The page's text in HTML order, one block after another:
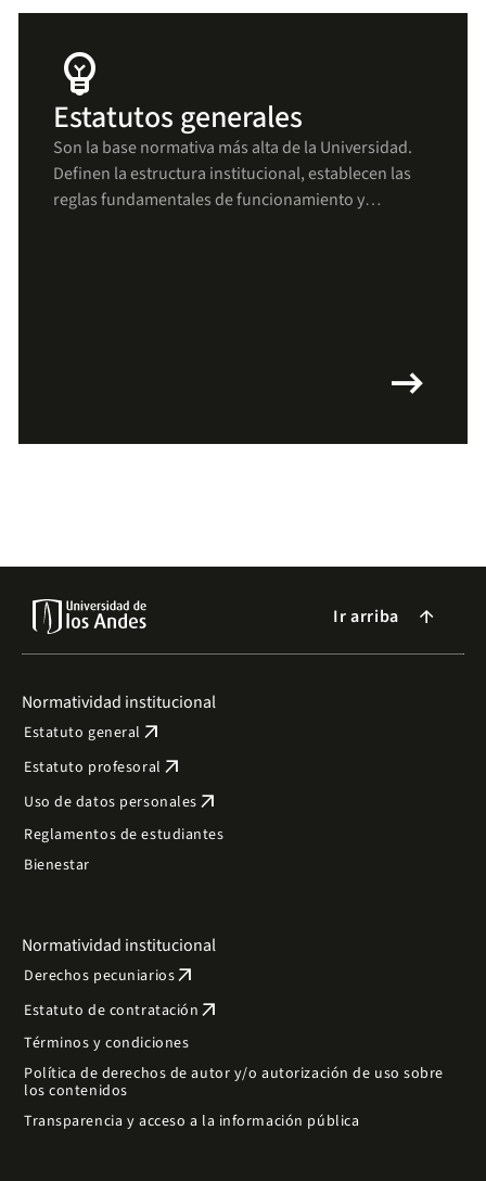
emoji_objects
Estatutos generales
Son la base normativa más alta de la Universidad.
Definen la estructura institucional, establecen las
reglas fundamentales de funcionamiento y
arrow_right_alt
Ir arriba arrow_forward
Normatividad institucional
Estatuto general arrow_outward
Estatuto profesoral arrow_outward
Uso de datos personales arrow_outward
Reglamentos de estudiantes
Bienestar
Normatividad institucional
Derechos pecuniariosarrow_outward
Estatuto de contratación arrow_outward
Términos y condiciones
Política de derechos de autor y/o autorización de uso sobre
los contenidos
Transparencia y acceso a la información pública